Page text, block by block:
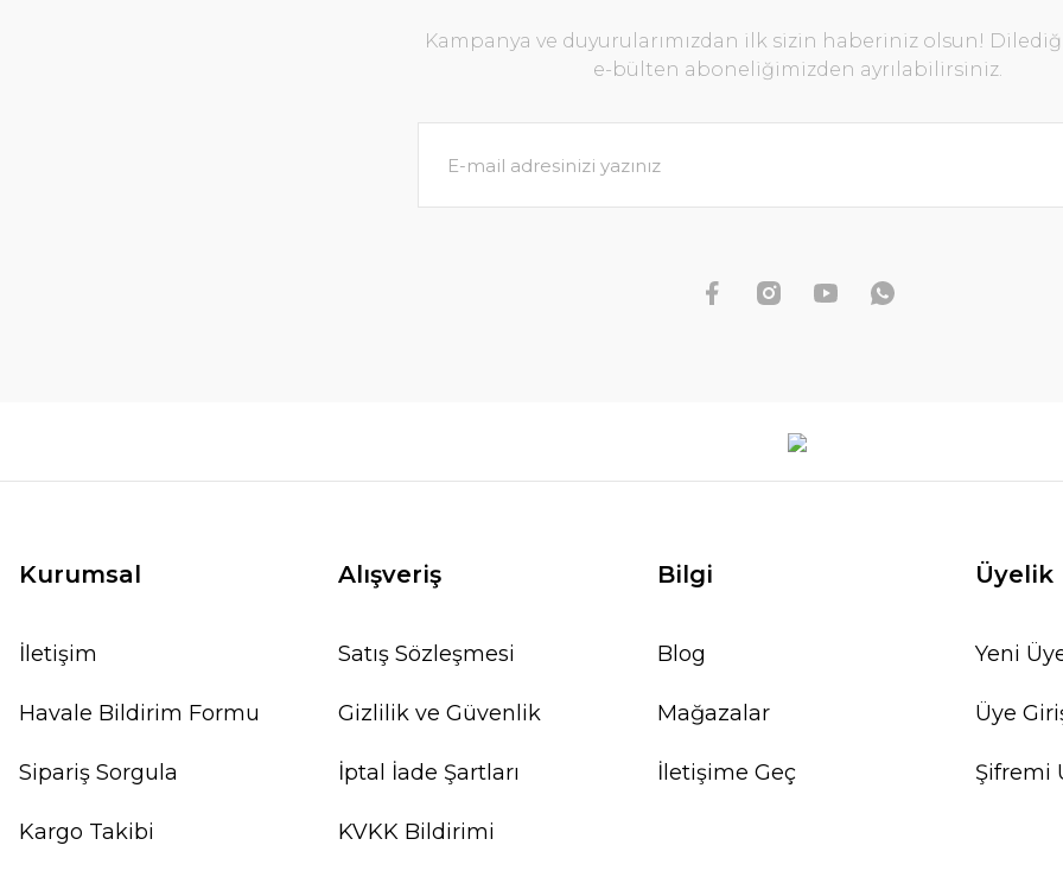
Kampanya ve duyurularımızdan ilk sizin haberiniz olsun!
e-bülten aboneliğimizden ayrılabilirsiniz.
Kurumsal
İletişim
Havale Bildirim Formu
Sipariş Sorgula
Kargo Takibi
Alışveriş
Satış Sözleşmesi
Gizlilik ve Güvenlik
İptal İade Şartları
KVKK Bildirimi
Bilgi
Blog
Mağazalar
İletişime Geç
Üyelik
Yeni
Üye
Şifremi